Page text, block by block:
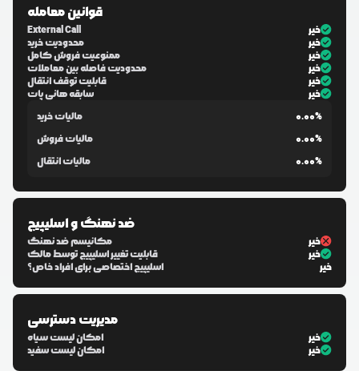
قوانین معامله
External Call
خیر
محدودیت خرید
خیر
ممنوعیت فروش کامل
خیر
محدودیت فاصله بین معاملات
خیر
قابلیت توقف انتقال
خیر
سابقه هانی پات
خیر
مالیات خرید
0.00%
مالیات فروش
0.00%
مالیات انتقال
0.00%
ضد نهنگ و اسلیپیج
مکانیسم ضد نهنگ
خیر
قابلیت تغییر اسلیپیج توسط مالک
خیر
اسلیپیج اختصاصی برای افراد خاص؟
خیر
مدیریت دسترسی
امکان لیست سیاه
خیر
امکان لیست سفید
خیر